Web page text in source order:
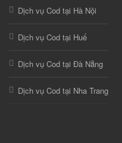
Dịch vụ Cod tại Hà Nội
Dịch vụ Cod tại Huế
Dịch vụ Cod tại Đà Nẵng
Dịch vụ Cod tại Nha Trang